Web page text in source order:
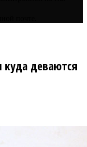
деваются